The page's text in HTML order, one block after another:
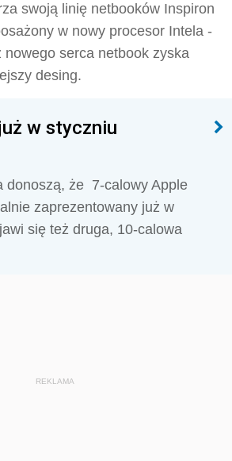
swoją linię netbooków Inspiron
w nowy procesor Intela -
nowego serca netbook zyska
desing.
w styczniu
donoszą, że 7-calowy Apple
zaprezentowany już w
się też druga, 10-calowa
REKLAMA